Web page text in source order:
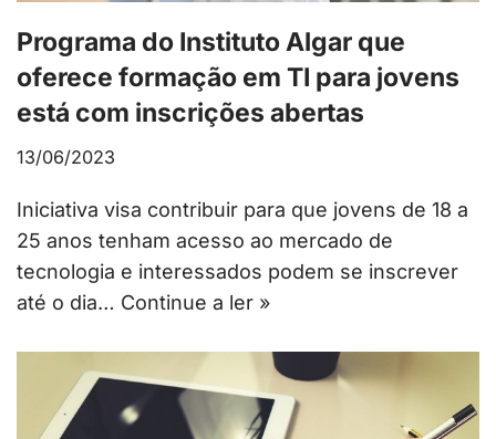
Programa do Instituto Algar que
oferece formação em TI para jovens
está com inscrições abertas
13/06/2023
Iniciativa visa contribuir para que jovens de 18 a
25 anos tenham acesso ao mercado de
tecnologia e interessados podem se inscrever
até o dia… Continue a ler »